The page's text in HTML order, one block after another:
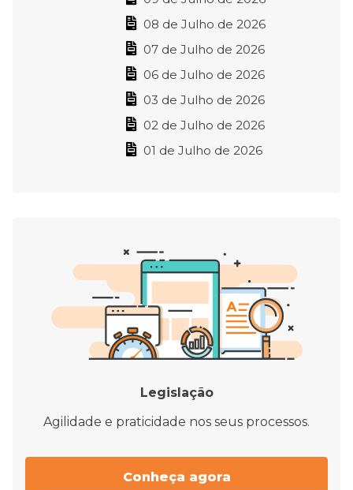
08 de Julho de 2026
07 de Julho de 2026
06 de Julho de 2026
03 de Julho de 2026
02 de Julho de 2026
01 de Julho de 2026
Legislação
Agilidade e praticidade nos seus processos.
Conheça agora